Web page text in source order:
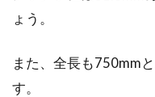
ょう。
また、全長も750mm
す。